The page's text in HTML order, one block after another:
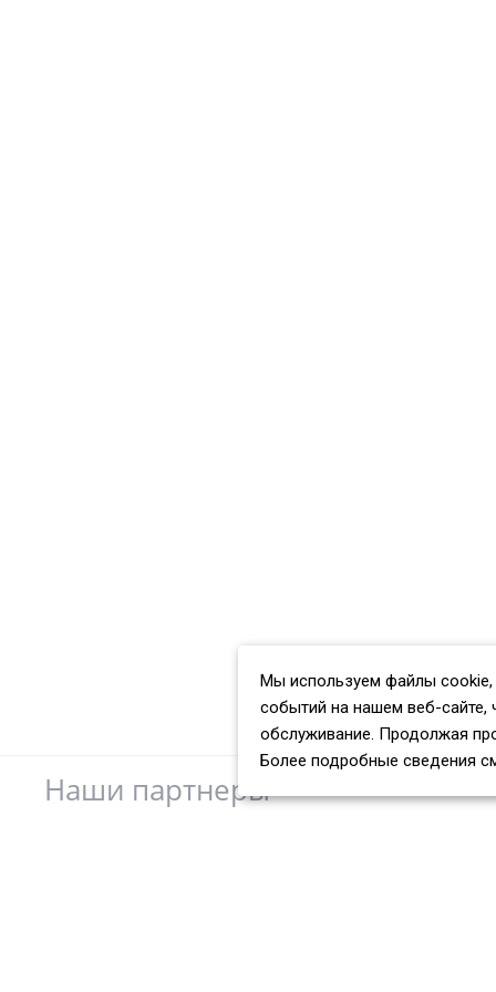
Наши партнеры
Мы используем файлы cookie,
событий на нашем веб-сайте,
обслуживание. Продолжая
Более подробные сведения